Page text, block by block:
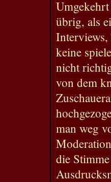
übrig, als
keine
nicht
von dem
man weg
die